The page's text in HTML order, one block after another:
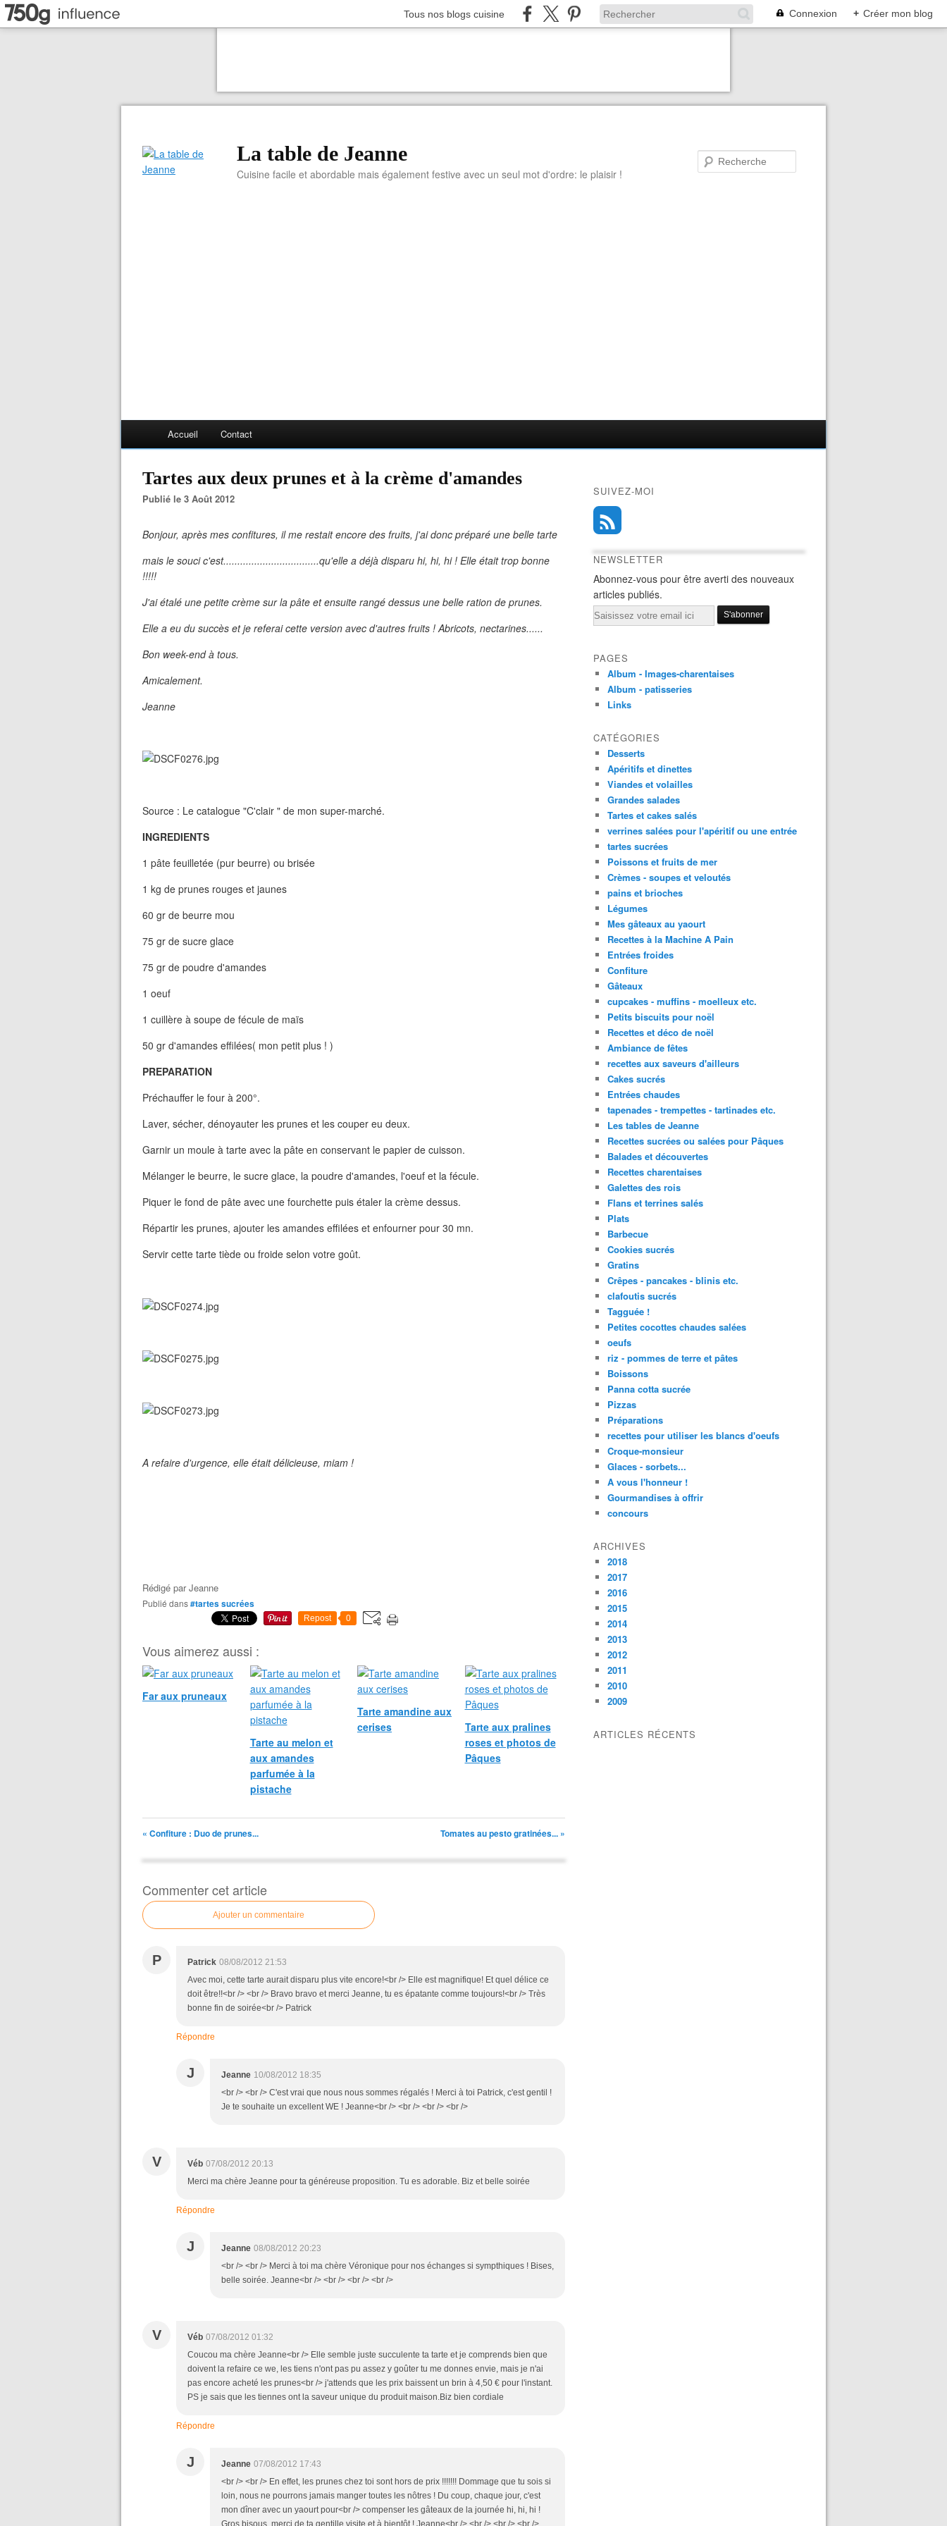
Tous nos blogs cuisine Connexion + Créer mon blog
La table de Jeanne
Cuisine facile et abordable mais également festive avec un seul mot d'ordre: le plaisir !
Accueil Contact
Tartes aux deux prunes et à la crème d'amandes
Publié le 3 Août 2012
Bonjour, après mes confitures, il me restait encore des fruits, j'ai donc préparé une belle tarte
mais le souci c'est..................................qu'elle a déjà disparu hi, hi, hi ! Elle était trop bonne
!!!!!
J'ai étalé une petite crème sur la pâte et ensuite rangé dessus une belle ration de prunes.
Elle a eu du succès et je referai cette version avec d'autres fruits ! Abricots, nectarines......
Bon week-end à tous.
Amicalement.
Jeanne
Source : Le catalogue "C'clair " de mon super-marché.
INGREDIENTS
1 pâte feuilletée (pur beurre) ou brisée
1 kg de prunes rouges et jaunes
60 gr de beurre mou
75 gr de sucre glace
75 gr de poudre d'amandes
1 oeuf
1 cuillère à soupe de fécule de maïs
50 gr d'amandes effilées( mon petit plus ! )
PREPARATION
Préchauffer le four à 200°.
Laver, sécher, dénoyauter les prunes et les couper eu deux.
Garnir un moule à tarte avec la pâte en conservant le papier de cuisson.
Mélanger le beurre, le sucre glace, la poudre d'amandes, l'oeuf et la fécule.
Piquer le fond de pâte avec une fourchette puis étaler la crème dessus.
Répartir les prunes, ajouter les amandes effilées et enfourner pour 30 mn.
Servir cette tarte tiède ou froide selon votre goût.
A refaire d'urgence, elle était délicieuse, miam !
Rédigé parJeanne
Publié dans#tartes sucrées
Repost 0
Vous aimerez aussi :
Far aux pruneaux
Tarte au melon et
aux amandes
parfumée à la
pistache
Tarte amandine aux
cerises
Tarte aux pralines
roses et photos de
Pâques
« Confiture : Duo de prunes... Tomates au pesto gratinées... »
Commenter cet article
Ajouter un commentaire
P Patrick 08/08/2012 21:53
Avec moi, cette tarte aurait disparu plus vite encore!<br /> Elle est magnifique! Et quel délice ce
doit être!!<br /> <br /> Bravo bravo et merci Jeanne, tu es épatante comme toujours!<br /> Très
bonne fin de soirée<br /> Patrick
Répondre
J Jeanne 10/08/2012 18:35
<br /> <br /> C'est vrai que nous nous sommes régalés ! Merci à toi Patrick, c'est gentil !
Je te souhaite un excellent WE ! Jeanne<br /> <br /> <br /> <br />
V Véb 07/08/2012 20:13
Merci ma chère Jeanne pour ta généreuse proposition. Tu es adorable. Biz et belle soirée
Répondre
J Jeanne 08/08/2012 20:23
<br /> <br /> Merci à toi ma chère Véronique pour nos échanges si sympthiques ! Bises,
belle soirée. Jeanne<br /> <br /> <br /> <br />
V Véb 07/08/2012 01:32
Coucou ma chère Jeanne<br /> Elle semble juste succulente ta tarte et je comprends bien que
doivent la refaire ce we, les tiens n'ont pas pu assez y goûter tu me donnes envie, mais je n'ai
pas encore acheté les prunes<br /> j'attends que les prix baissent un brin à 4,50 € pour l'instant.
PS je sais que les tiennes ont la saveur unique du produit maison.Biz bien cordiale
Répondre
J Jeanne 07/08/2012 17:43
<br /> <br /> En effet, les prunes chez toi sont hors de prix !!!!!!! Dommage que tu sois si
loin, nous ne pourrons jamais manger toutes les nôtres ! Du coup, chaque jour, c'est
mon dîner avec un yaourt pour<br /> compenser les gâteaux de la journée hi, hi, hi !
Gros bisous, merci de ta gentille visite et à bientôt ! Jeanne<br /> <br /> <br /> <br />
SUIVEZ-MOI
NEWSLETTER
Abonnez-vous pour être averti des nouveaux
articles publiés.
Email
PAGES
Album - Images-charentaises
Album - patisseries
Links
CATÉGORIES
Desserts
Apéritifs et dinettes
Viandes et volailles
Grandes salades
Tartes et cakes salés
verrines salées pour l'apéritif ou une entrée
tartes sucrées
Poissons et fruits de mer
Crèmes - soupes et veloutés
pains et brioches
Légumes
Mes gâteaux au yaourt
Recettes à la Machine A Pain
Entrées froides
Confiture
Gâteaux
cupcakes - muffins - moelleux etc.
Petits biscuits pour noël
Recettes et déco de noël
Ambiance de fêtes
recettes aux saveurs d'ailleurs
Cakes sucrés
Entrées chaudes
tapenades - trempettes - tartinades etc.
Les tables de Jeanne
Recettes sucrées ou salées pour Pâques
Balades et découvertes
Recettes charentaises
Galettes des rois
Flans et terrines salés
Plats
Barbecue
Cookies sucrés
Gratins
Crêpes - pancakes - blinis etc.
clafoutis sucrés
Tagguée !
Petites cocottes chaudes salées
oeufs
riz - pommes de terre et pâtes
Boissons
Panna cotta sucrée
Pizzas
Préparations
recettes pour utiliser les blancs d'oeufs
Croque-monsieur
Glaces - sorbets...
A vous l'honneur !
Gourmandises à offrir
concours
ARCHIVES
2018
2017
2016
2015
2014
2013
2012
2011
2010
2009
ARTICLES RÉCENTS